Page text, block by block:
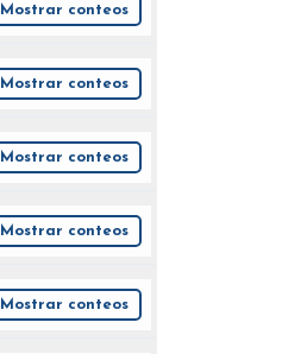
Mostrar conteos
Mostrar conteos
Mostrar conteos
Mostrar conteos
Mostrar conteos